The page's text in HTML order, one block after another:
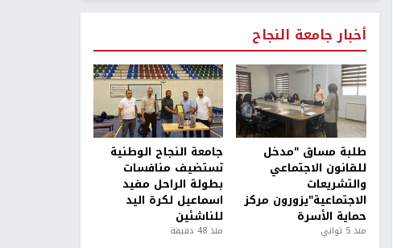
أخبار جامعة النجاح
طلبة مساق "مدخل
للقانون الاجتماعي
والتشريعات
الاجتماعية"يزورون مركز
حماية الأسرة
منذ 5 ثواني
جامعة النجاح الوطنية
تستضيف منافسات
بطولة الراحل مفيد
اسماعيل لكرة اليد
للناشئين
منذ 48 دقيقة